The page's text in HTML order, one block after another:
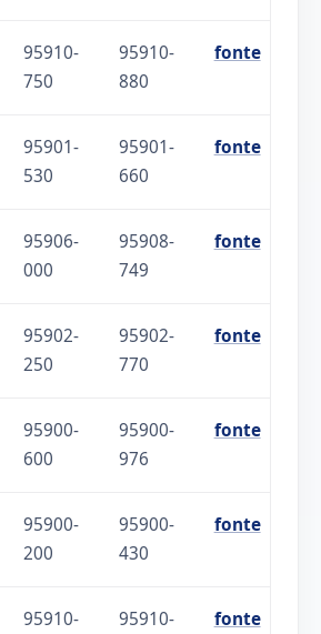
95910-
750
95910-
880
fonte
95901-
530
95901-
660
fonte
95906-
000
95908-
749
fonte
95902-
250
95902-
770
fonte
95900-
600
95900-
976
fonte
95900-
200
95900-
430
fonte
95910-
95910-
fonte